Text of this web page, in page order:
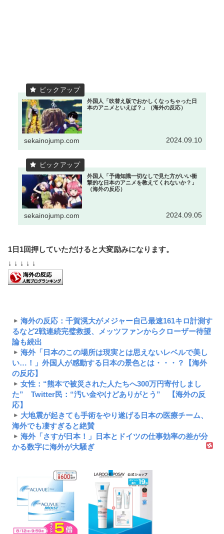
外国人「吹替え版でおかしくなっちゃった日
本のアニメといえば？」（海外の反応）
sekainojump.com 2024.09.10
外国人「予備知識一切なしで見た方がいい衝
撃的な日本のアニメを教えてくれないか？」
（海外の反応）
sekainojump.com 2024.09.05
1日1回押していただけると大変励みになります。
↓ ↓ ↓ ↓ ↓
海外の反応：千賀滉大がメジャー自己最速161キロ計測す
るなど2戦連続完璧救援、メッツファンからクローザー待望
論も続出
海外「日本のこの場所は現実とは思えないレベルで美し
い…！」外国人が感動する日本の景色とは・・・？【海外
の反応】
女性：“熊本で被災された人たちへ300万円寄付しまし
た” Twitter民：“汚い金やけどありがとう” 【海外の反
応】
大地震が起きても手術をやり遂げる日本の医療チーム、
海外でも凄すぎると絶賛
海外「さすが日本！」日本とドイツの仕事効率の差が分
かる数字に海外が大騒ぎ